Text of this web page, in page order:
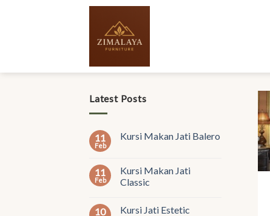
Latest Posts
11
Feb
Kursi Makan Jati Balero
11
Feb
Kursi Makan Jati
Classic
10 Kursi Jati Estetic